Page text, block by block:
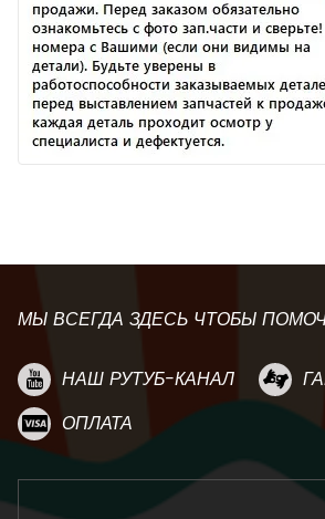
МЫ ВСЕГДА ЗДЕСЬ ЧТОБЫ
НАШ РУТУБ-КАНАЛ
ОПЛАТА